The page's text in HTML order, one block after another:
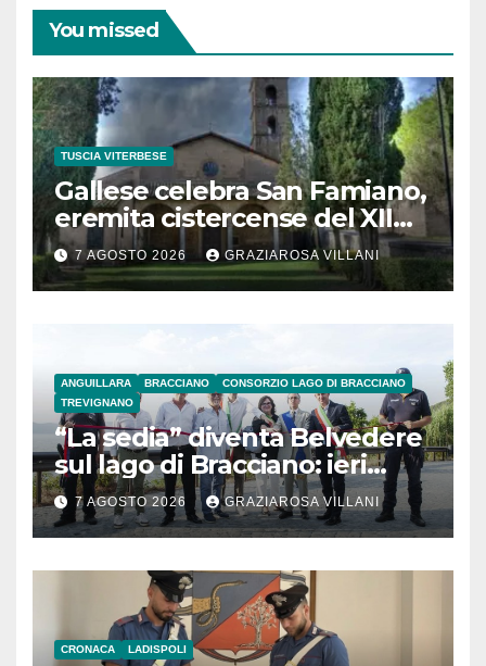
You missed
TUSCIA VITERBESE
Gallese celebra San Famiano,
eremita cistercense del XII
secolo
7 AGOSTO 2026 GRAZIAROSA VILLANI
ANGUILLARA BRACCIANO
CONSORZIO LAGO DI BRACCIANO
TREVIGNANO
“La sedia” diventa Belvedere
sul lago di Bracciano: ieri
l’inaugurazione
7 AGOSTO 2026 GRAZIAROSA VILLANI
CRONACA LADISPOLI